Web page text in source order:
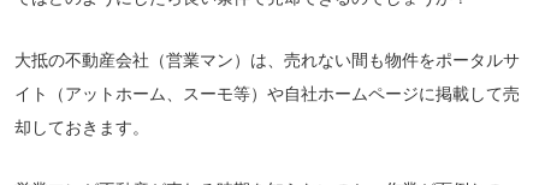
大抵の不動産会社（営業マン）は、売れない間も物件をポータルサ
イト（アットホーム、スーモ等）や自社ホームページに掲載して売
却しておきます。